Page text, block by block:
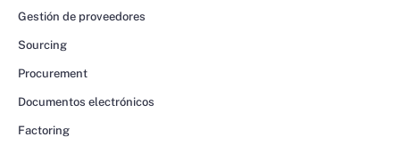
Gestión de proveedores
Sourcing
Procurement
Documentos electrónicos
Factoring